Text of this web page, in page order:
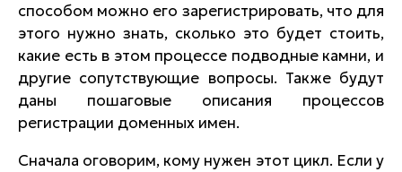
способом можно его зарегистрировать, что для
этого нужно знать, сколько это будет стоить,
какие есть в этом процессе подводные камни, и
другие сопутствующие вопросы. Также будут
даны пошаговые описания процессов
регистрации доменных имен.
Сначала оговорим, кому нужен этот цикл. Если у